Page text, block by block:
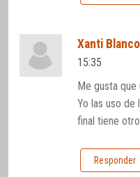
Xanti
15:35
Me gusta
Yo las uso
final tiene
Responder